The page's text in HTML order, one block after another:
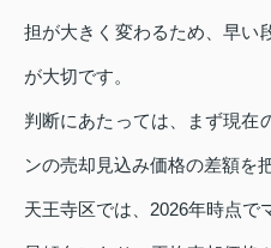
担が大きく変わるため、早い
が大切です。
判断にあたっては、まず現在
ンの売却見込み価格の差額を
天王寺区では、2026年時点で